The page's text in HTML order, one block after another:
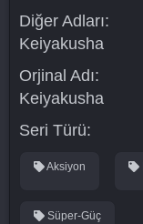
Diğer Adları:
Keiyakusha
Orjinal Adı:
Keiyakusha
Seri Türü:
Aksiyon
Süper-Güç